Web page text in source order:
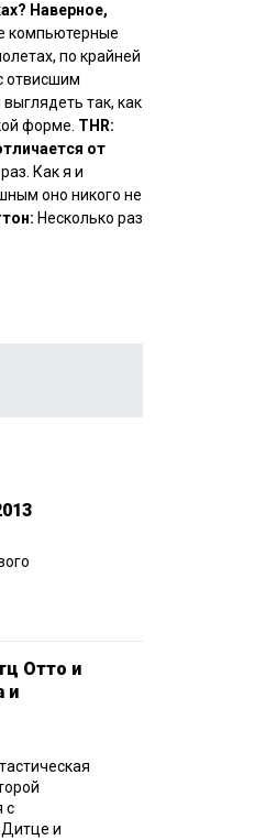
Наверное,
компьютерные
по крайней
отвисшим
так, как
форме. THR:
от
Как я и
оно никого не
Несколько раз
Отто и
и
с
и